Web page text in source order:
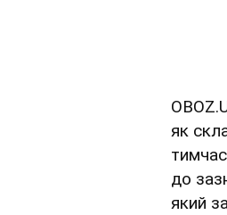
як
до
який